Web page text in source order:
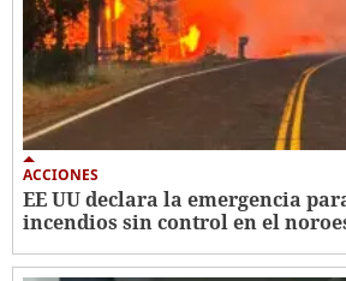
ACCIONES
EE UU declara la emergencia
incendios sin control en el